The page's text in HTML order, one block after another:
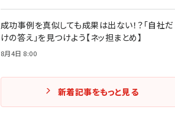
成功事例を真似しても成果は出ない！？「自社だ
けの答え」を見つけよう【ネッ担まとめ】
8月4日 8:00
新着記事をもっと見る